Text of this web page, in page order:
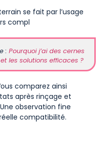
se fait par l’usage
compl
: Pourquoi j’ai des cernes
les solutions efficaces ?
comparez ainsi
après rinçage et
observation fine
compatibilité.